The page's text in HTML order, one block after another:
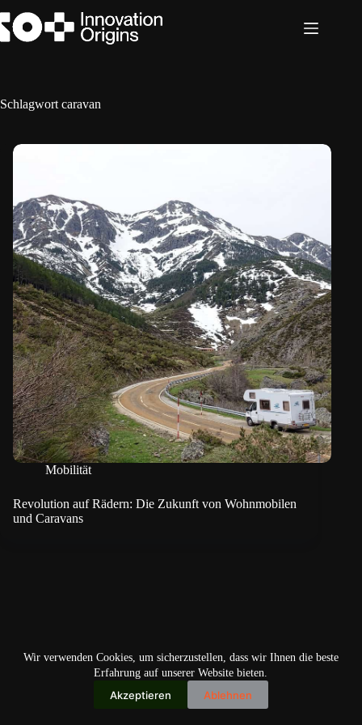
Inhalt
springen
Wir verwenden Cookies, um sicherzustellen, dass wir Ihnen die beste
Erfahrung auf unserer Website bieten.
Akzeptieren Ablehnen
Schlagwort caravan
Mobilität
Revolution auf Rädern: Die Zukunft von Wohnmobilen
und Caravans